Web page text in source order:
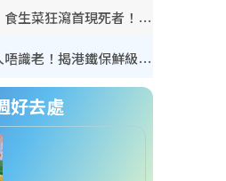
奪命寄生蟲｜食生菜狂瀉首現死者！疫潮惡化錄1.8萬宗病例 揭洗菜3大謬誤
內地客歎港人唔識老！揭港鐵保鮮級冷氣 港人求放過：咪投訴
好去處